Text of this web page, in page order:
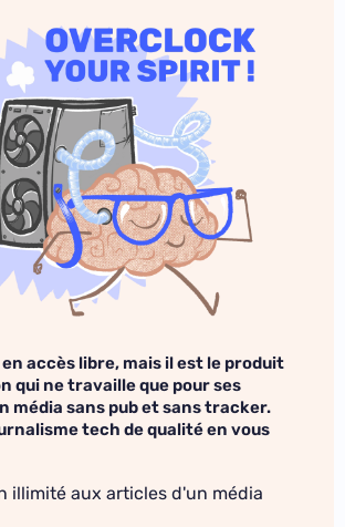
accès libre, mais il est le produit
qui ne travaille que pour ses
média sans pub et sans tracker.
tech de qualité en vous
illimité aux articles d'un média